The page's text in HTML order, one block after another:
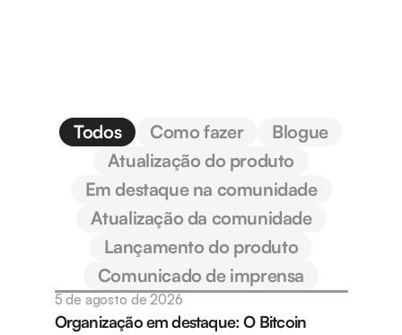
Todos Como fazer
Blogue
Atualização do produto
Em destaque na comunidade
Atualização da comunidade
Lançamento do produto
Comunicado de imprensa
5 de agosto de 2026
Organização em destaque: O Bitcoin